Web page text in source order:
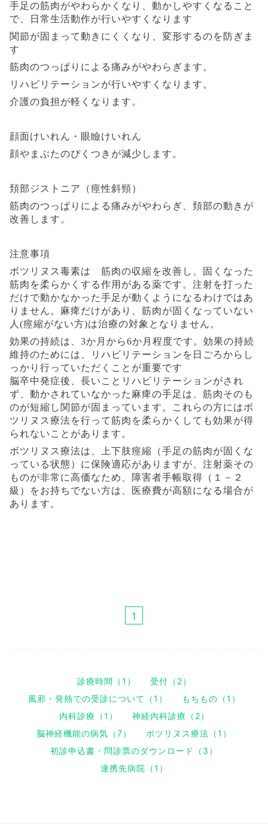
手足の筋肉がやわらかくなり、動かしやすくなること
で、日常生活動作が行いやすくなります
関節が固まって動きにくくなり、変形するのを防ぎま
す
筋肉のつっぱりによる痛みがやわらぎます。
リハビリテーションが行いやすくなります。
介護の負担が軽くなります。
顔面けいれん・眼瞼けいれん
顔やまぶたのぴくつきが減少します。
頚部ジストニア（痙性斜頸）
筋肉のつっぱりによる痛みがやわらぎ、頚部の動きが
改善します。
注意事項
ボツリヌス毒素は 筋肉の収縮を改善し、固くなった
筋肉を柔らかくする作用がある薬です。注射を打った
だけで動かなかった手足が動くようになるわけではあ
りません。麻痺だけがあり、筋肉が固くなっていない
人 (痙縮がない方)は治療の対象となりません。
効果の持続は、 3か月から6か月程度です。効果の持続
維持のためには、リハビリテーションを日ごろからし
っかり行っていただくことが重要です
脳卒中発症後、長いことリハビリテーションがされ
ず、動かされていなかった麻痺の手足は、筋肉そのも
のが短縮し関節が固まっています。これらの方にはボ
ツリヌス療法を行って筋肉を柔らかくしても効果が得
られないことがあります。
ボツリヌス療法は、上下肢痙縮（手足の筋肉が固くな
っている状態）に保険適応がありますが、注射薬その
ものが非常に高価なため、障害者手帳取得（１－２
級）をお持ちでない方は、医療費が高額になる場合が
あります。
1
診療時間（1）
受付（2）
風邪・発熱での受診について（1）
もちもの（1）
内科診療（1）
神経内科診療（2）
脳神経機能の病気（7）
ボツリヌス療法（1）
初診申込書・問診票のダウンロード（3）
連携先病院（1）